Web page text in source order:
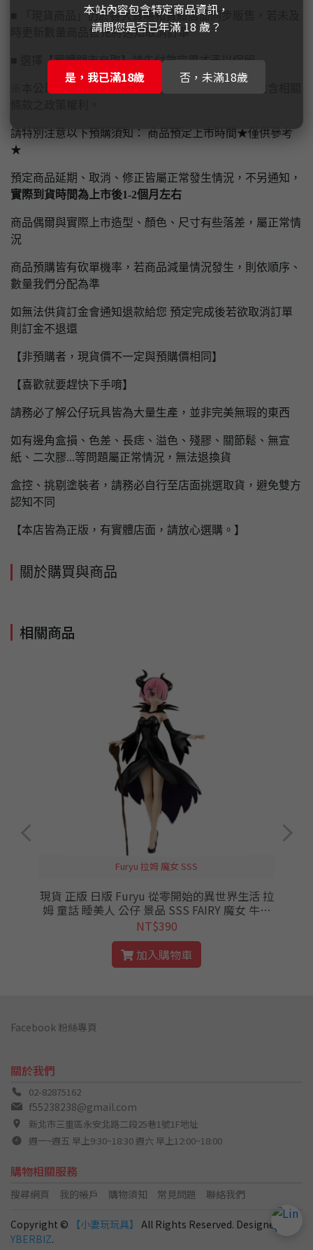
■ 「現貨商品」仍於各大賣場和實體店面同步販售，若未及
時更新數量商品售完將通知取消訂單
■ 選擇【實體門市自取】請先付款完畢才予以保留
※本公司保有隨時異動、修改本官方網站一切內容包含相關
請特別注意以下預購須知： 商品預定上市時間★僅供參考
★
預定商品延期、取消、修正皆屬正常發生情況，不另通知，
實際到貨時間為上市後1-2個月左右
商品偶爾與實際上市造型、顏色、尺寸有些落差，屬正常情
況
商品預購皆有砍單機率，若商品減量情況發生，則依順序、
數量我們分配為準
如無法供貨訂金會通知退款給您 預定完成後若欲取消訂單
則訂金不退還
【非預購者，現貨價不一定與預購價相同】
【喜歡就要趕快下手唷】
請務必了解公仔玩具皆為大量生產，並非完美無瑕的東西
如有邊角盒損、色差、長痣、溢色、殘膠、關節鬆、無宣
紙、二次膠...等問題屬正常情況，無法退換貨
盒控、挑剔塗裝者，請務必自行至店面挑選取貨，避免雙方
認知不同
【本店皆為正版，有實體店面，請放心選購。】
關於購買與商品
相關商品
Furyu 拉姆 魔女 SSS
現貨 正版 日版 Furyu 從零開始的異世界生活 拉
姆 童話 睡美人 公仔 景品 SSS FAIRY 魔女 牛角
從零 RE0
NT$390
加入購物車
關於我們
02-82875162
f55238238@gmail.com
新北市三重區永安北路二段25巷1號1F地址
週一~週五 早上9:30~18:30 週六 早上12:00~18:00
購物相關服務
搜尋網頁 我的帳戶 購物須知 常見問題 聯絡我們
Facebook 粉絲專頁
Copyright © 【小妻玩玩具】 All Rights Reserved. Designed by
C
YBERBIZ.
本站內容包含特定商品資訊，
請問您是否已年滿 18 歲？
是，我已滿18歲 否，未滿18歲